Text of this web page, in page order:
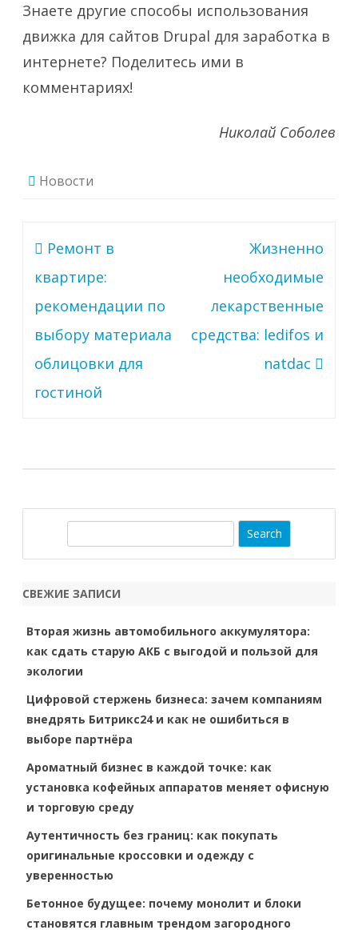
Знаете другие способы использования
движка для сайтов Drupal для заработка в
интернете? Поделитесь ими в
комментариях!
Николай Соболев
Новости
Навигация
по
записям
Ремонт в
квартире:
рекомендации по
выбору материала
облицовки для
гостиной
Жизненно
необходимые
лекарственные
средства: ledifos и
natdac
r
h
СВЕЖИЕ ЗАПИСИ
Вторая жизнь автомобильного аккумулятора:
как сдать старую АКБ с выгодой и пользой для
экологии
Цифровой стержень бизнеса: зачем компаниям
внедрять Битрикс24 и как не ошибиться в
выборе партнёра
Ароматный бизнес в каждой точке: как
установка кофейных аппаратов меняет офисную
и торговую среду
Аутентичность без границ: как покупать
оригинальные кроссовки и одежду с
уверенностью
Бетонное будущее: почему монолит и блоки
становятся главным трендом загородного